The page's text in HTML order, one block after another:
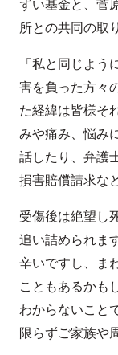
ずい基金と、菅
所との共同の取
「私と同じよ
害を負った方々
た経緯は皆様そ
みや痛み、悩み
話したり、弁護
損害賠償請求な
受傷後は絶望し
追い詰められま
辛いですし、ま
こともあるかも
わからないこと
限らずご家族や